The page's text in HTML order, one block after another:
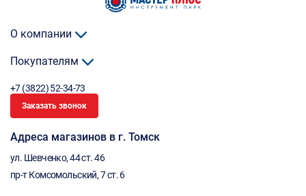
О компании
Покупателям
+7 (3822) 52-34-73
Заказать звонок
Адреса магазинов в г. Томск
ул. Шевченко, 44 ст. 46
пр-т Комсомольский, 7 ст. 6